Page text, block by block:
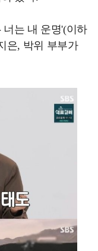
너는 내 운명'(이하
은, 박위 부부가